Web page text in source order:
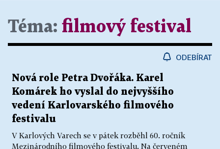
Téma: filmový festival
ODEBÍRAT
Nová role Petra Dvořáka. Karel
Komárek ho vyslal do nejvyššího
vedení Karlovarského filmového
festivalu
V Karlových Varech se v pátek rozběhl 60. ročník
Mezinárodního filmového festivalu. Na červeném